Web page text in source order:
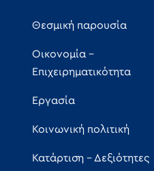
Θεσμική παρουσία
Οικονομία -
Επιχειρηματικότητα
Εργασία
Κοινωνική πολιτική
Κατάρτιση - Δεξιότητες